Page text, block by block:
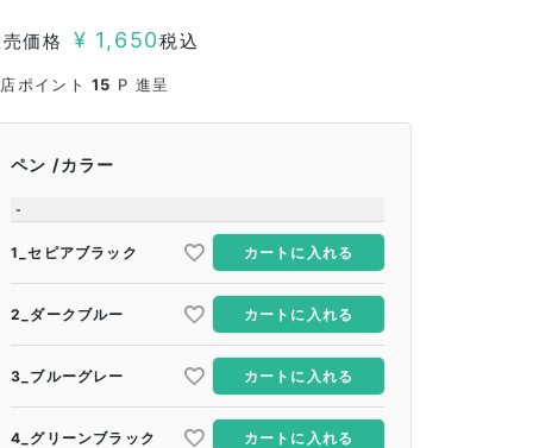
価格 ¥ 1,650税込
ポイント 15 P 進呈
ペン カラー
-
1_セピアブラック カートに入れる
2_ダークブルー カートに入れる
3_ブルーグレー カートに入れる
4_グリーンブラック カートに入れる